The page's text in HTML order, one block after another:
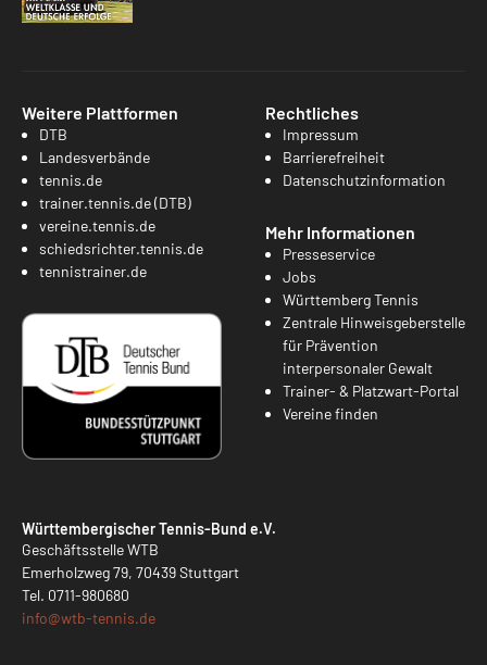
Weitere Plattformen
DTB
Landesverbände
tennis.de
trainer.tennis.de (DTB)
vereine.tennis.de
schiedsrichter.tennis.de
tennistrainer.de
Rechtliches
Impressum
Barrierefreiheit
Datenschutzinformation
Mehr Informationen
Presseservice
Jobs
Württemberg Tennis
Zentrale Hinweisgeberstelle
für Prävention
interpersonaler Gewalt
Trainer- & Platzwart-Portal
Vereine finden
Württembergischer Tennis-Bund e.V.
Geschäftsstelle WTB
Emerholzweg 79, 70439 Stuttgart
Tel. 0711-980680
info@wtb-tennis.de